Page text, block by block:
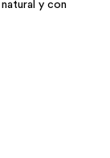
y con